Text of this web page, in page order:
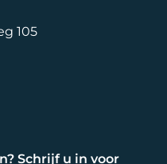
105
Schrijf u in voor